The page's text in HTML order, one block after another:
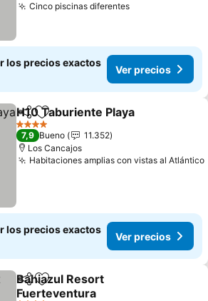
Cinco piscinas diferentes
los precios exactos
Ver precios
CompartirAgregar a favoritos
H10 Taburiente Playa
4 Estrellas
7,9 Bueno
11.352
Los Cancajos
Habitaciones amplias con vistas al Atlántico
los precios exactos
Ver precios
CompartirAgregar a favoritos
Bahiazul Resort
Fuerteventura